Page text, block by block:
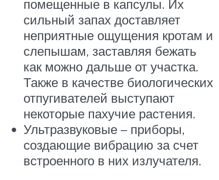
помещенные в капсулы. Их
сильный запах доставляет
неприятные ощущения кротам и
слепышам, заставляя бежать
как можно дальше от участка.
Также в качестве биологических
отпугивателей выступают
некоторые пахучие растения.
Ультразвуковые – приборы,
создающие вибрацию за счет
встроенного в них излучателя.